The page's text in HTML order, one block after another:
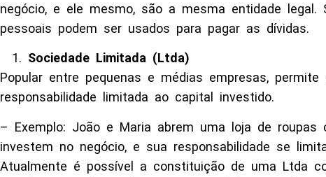
negócio, e ele mesmo, são a mesma entidade legal.
pessoais podem ser usados para pagar as dívidas.
Sociedade Limitada (Ltda)
Popular entre pequenas e médias empresas,
responsabilidade limitada ao capital investido.
– Exemplo: João e Maria abrem uma loja de roupas
investem no negócio, e sua responsabilidade se
Atualmente é possível a constituição de uma Ltda